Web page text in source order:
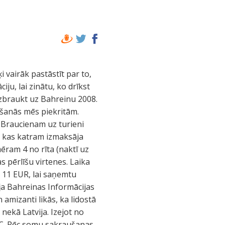
Maksāja arī labi. Un jau kārtējo reizi dzirdējām aicinājumu uz lūgšanu, kas skanēja cauri pilsētai. Lūgšanas radītās sajūtas – sirreālas. Paklausīgi sakāpjot busiņā, tikām atkal aizvizināti uz viesnīcu. Lai paskatītos uz Bahreinas nakts dzīvi, sarunājām, ka ap 22 dosimies uz kādu naktsklubu. Paēduši vakariņas un atpūtušies, savācāmies neliela grupiņa un aizbraucām uz diskotēku. Tā kā nebijām īsti pārliecināti, vai diskotēka atbildīs mūsu gaumei, gids pierunāja sargus, un iekšā iesūtījām savu izlūku. Izrādās – atbilda mūsu gaumei un samaksājot ieeju – 7 dinārus, devāmies iekšā. Klubā spēlēja dzīvo mūziku, dziedātāji – ne bahreinieši, drīzāk kāds no austrumāzijas puses (indieši, filipīnieši vai kāds tmldz). Apmeklētāju pulks arī kolorīts: sākot no vietējiem un beidzot ar amerikāņiem, kanādiešiem. Mūziku spēlēja foršu, brīnījos, kāpēc tauta tāda neaktīva, mazkustīga, tāpēc mēs, latvieši, izdomājām rādīt, kā lietas darāmas :). Kā izskatījās, cilvēkiem patika uz mums skatīties :D un beigu beigās bijām iekustinājuši arī tautu. Tā kā nākamajā dienā bija paredzēts festivāla mēģinājums, prom devāmies salīdzinoši agri – ap vieniem, brīdī, kad likās visinteresantāk. Ar mums iepazīties gribēja jau pietiekami daudz cilvēku un visi brīnījās, kamdēļ latvieši izklaidējas Bahreinā. Ak, jā, šeit varēja dabūt alkoholu – sākot ar alu un beidzot ar kokteiļiem. Liels kauss alus (tilpums laikam bija 1,5 l+/-) izmaksāja 6 dinārus. Kā jau minēju, trešā diena sākās ar mēģinājumu nu jau zināmajā Manamas kultūras centrā. Mēģinājumu grafiks bija tāds pats, kā koncerts, tāpēc pirmie sāka indieši. Skatoties viņu priekšnesumu, simpātijas neradīja. Vai nu likās pārāk nenostrādāts priekšnesums, vai arī izpildījums bija slikts. Dīvaina likās arī viena dejotāja, kas – kā vēlāk izrādījās – bija vīrietis. Kamēr bija mūsu mēģinājuma laiks, ieradās trešā, vislielākā, grupa no Jordānijas. Beiguši mēģināt, apskatījāmies jordāniešus un, jāatzīst, paliku muti vaļā. Kaut arī tas bija tautas mākslas festivāls, jordāniešu priekšnesums vairāk atbilda profesionāļu priekšnesumam ar daudz baleta elementiem utt. Toties izskatīj